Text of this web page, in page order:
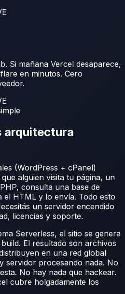
Si mañana Vercel desaparece,
en minutos. Cero
arquitectura
(WordPress + cPanel)
alguien visita tu página, un
, consulta una base de
el HTML y lo envía. Todo esto
un servidor encendido
licencias y soporte.
Serverless, el sitio se genera
. El resultado son archivos
en una red global
servidor procesando nada. No
No hay nada que hackear.
cubre holgadamente los